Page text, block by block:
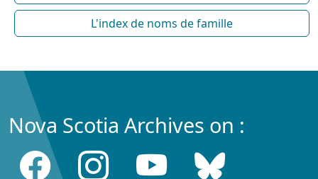
L'index de noms de famille
Nova Scotia Archives on :